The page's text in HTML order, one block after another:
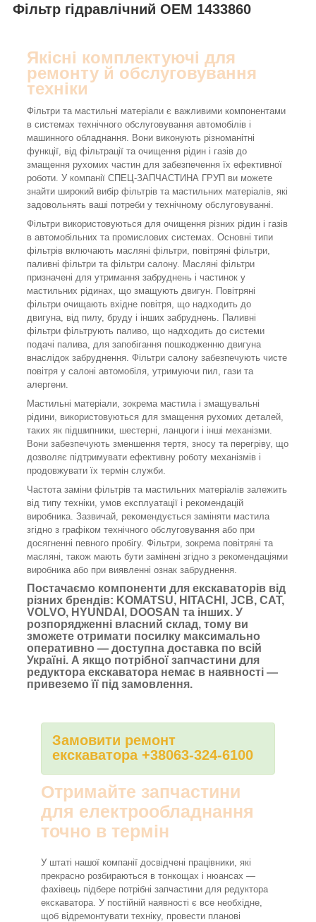
Фільтр гідравлічний OEM 1433860
Якісні комплектуючі для
ремонту й обслуговування
техніки
Фільтри та мастильні матеріали є важливими компонентами
в системах технічного обслуговування автомобілів і
машинного обладнання. Вони виконують різноманітні
функції, від фільтрації та очищення рідин і газів до
змащення рухомих частин для забезпечення їх ефективної
роботи. У компанії СПЕЦ-ЗАПЧАСТИНА ГРУП ви можете
знайти широкий вибір фільтрів та мастильних матеріалів, які
задовольнять ваші потреби у технічному обслуговуванні.
Фільтри використовуються для очищення різних рідин і газів
в автомобільних та промислових системах. Основні типи
фільтрів включають масляні фільтри, повітряні фільтри,
паливні фільтри та фільтри салону. Масляні фільтри
призначені для утримання забруднень і частинок у
мастильних рідинах, що змащують двигун. Повітряні
фільтри очищають вхідне повітря, що надходить до
двигуна, від пилу, бруду і інших забруднень. Паливні
фільтри фільтрують паливо, що надходить до системи
подачі палива, для запобігання пошкодженню двигуна
внаслідок забруднення. Фільтри салону забезпечують чисте
повітря у салоні автомобіля, утримуючи пил, гази та
алергени.
Мастильні матеріали, зокрема мастила і змащувальні
рідини, використовуються для змащення рухомих деталей,
таких як підшипники, шестерні, ланцюги і інші механізми.
Вони забезпечують зменшення тертя, зносу та перегріву, що
дозволяє підтримувати ефективну роботу механізмів і
продовжувати їх термін служби.
Частота заміни фільтрів та мастильних матеріалів залежить
від типу техніки, умов експлуатації і рекомендацій
виробника. Зазвичай, рекомендується заміняти мастила
згідно з графіком технічного обслуговування або при
досягненні певного пробігу. Фільтри, зокрема повітряні та
масляні, також мають бути замінені згідно з рекомендаціями
виробника або при виявленні ознак забруднення.
Постачаємо компоненти для екскаваторів від
різних брендів: KOMATSU, HITACHI, JCB, CAT,
VOLVO, HYUNDAI, DOOSAN та інших. У
розпорядженні власний склад, тому ви
зможете отримати посилку максимально
оперативно — доступна доставка по всій
Україні. А якщо потрібної запчастини для
редуктора екскаватора немає в наявності —
привеземо її під замовлення.
Замовити ремонт
екскаватора +38063-324-6100
Отримайте запчастини
для електрообладнання
точно в термін
У штаті нашої компанії досвідчені працівники, які
прекрасно розбираються в тонкощах і нюансах —
фахівець підбере потрібні запчастини для редуктора
екскаватора. У постійній наявності є все необхідне,
щоб відремонтувати техніку, провести планові